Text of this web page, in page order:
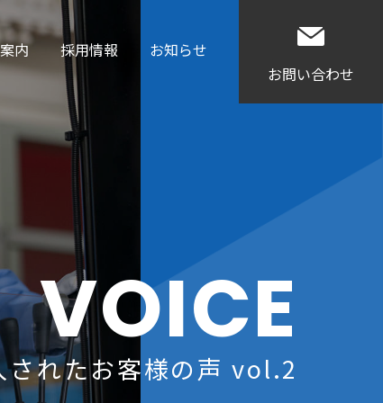
内 採用情報
お知らせ
お問い合わせ
VOICE
されたお客様の声 vol.2